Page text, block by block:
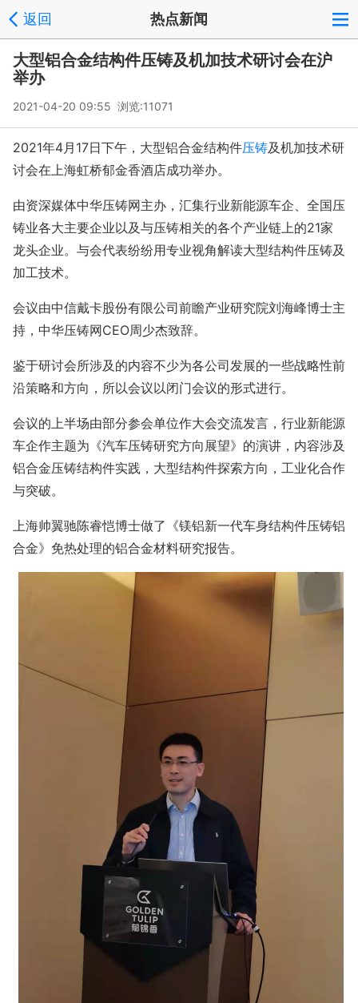
返回 热点新闻
大型铝合金结构件压铸及机加技术研讨会在沪
举办
2021-04-20 09:55 浏览:11071
2021年4月17日下午，大型铝合金结构件压铸及机加技术研
讨会在上海虹桥郁金香酒店成功举办。
由资深媒体中华压铸网主办，汇集行业新能源车企、全国压
铸业各大主要企业以及与压铸相关的各个产业链上的21家
龙头企业。与会代表纷纷用专业视角解读大型结构件压铸及
加工技术。
会议由中信戴卡股份有限公司前瞻产业研究院刘海峰博士主
持，中华压铸网CEO周少杰致辞。
鉴于研讨会所涉及的内容不少为各公司发展的一些战略性前
沿策略和方向，所以会议以闭门会议的形式进行。
会议的上半场由部分参会单位作大会交流发言，行业新能源
车企作主题为《汽车压铸研究方向展望》的演讲，内容涉及
铝合金压铸结构件实践，大型结构件探索方向，工业化合作
与突破。
上海帅翼驰陈睿恺博士做了《镁铝新一代车身结构件压铸铝
合金》免热处理的铝合金材料研究报告。